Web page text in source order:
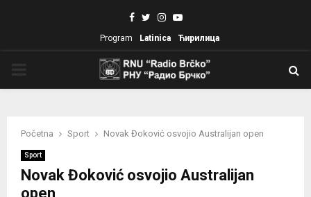
Facebook
TwitterInstagram
Youtube
Program Latinica Ћирилица
Početna Sport Novak Đoković osvojio Australijan open
Sport
Novak Đoković osvojio Australijan
open